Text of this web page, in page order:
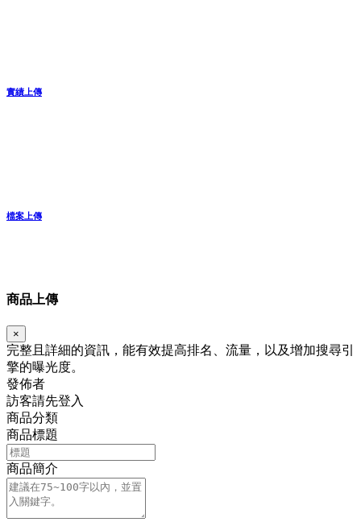
實績上傳
檔案上傳
商品上傳
×
完整且詳細的資訊，能有效提高排名、流量，以及增加搜尋引
擎的曝光度。
發佈者
訪客請先登入
商品分類
商品標題
商品簡介